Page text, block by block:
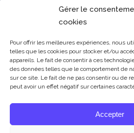
Gérer le
cookies
Pour offrir les meilleures expériences, nous
telles que les cookies pour stocker et/ou
appareils. Le fait de consentir à ces
des données telles que le comportement de
sur ce site. Le fait de ne pas consentir ou de
peut avoir un effet négatif sur certaines
Accepter